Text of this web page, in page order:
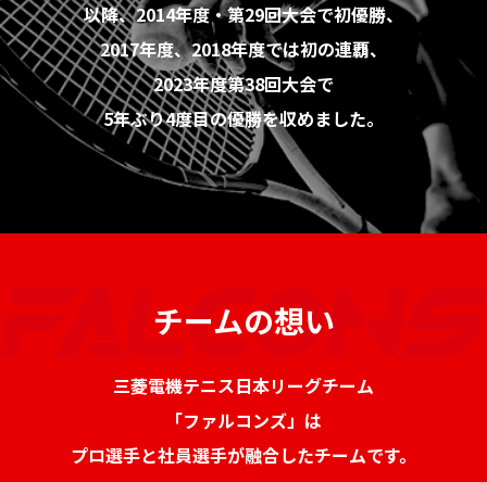
以降、2014年度・第29回大会で初優勝、
2017年度、2018年度では初の連覇、
2023年度第38回大会で
5年ぶり4度目の優勝を収めました。
チームの想い
三菱電機テニス日本リーグチーム
「ファルコンズ」は
プロ選手と社員選手が融合したチームです。